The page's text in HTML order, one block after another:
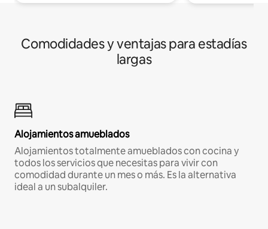
Comodidades y ventajas para estadías
largas
Alojamientos amueblados
Alojamientos totalmente amueblados con cocina y
todos los servicios que necesitas para vivir con
comodidad durante un mes o más. Es la alternativa
ideal a un subalquiler.